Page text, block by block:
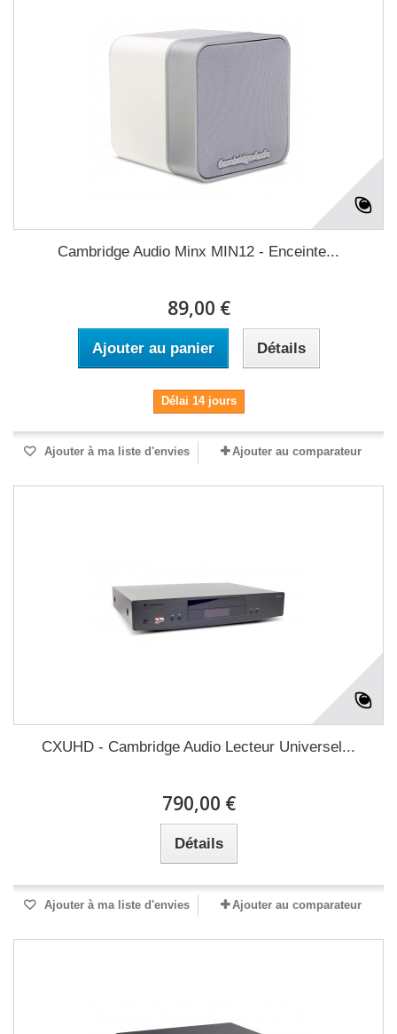
Cambridge Audio Minx MIN12 - Enceinte...
89,00 €
Ajouter au panier Détails
Délai 14 jours
Ajouter à ma liste d'envies Ajouter au comparateur
CXUHD - Cambridge Audio Lecteur Universel...
790,00 €
Détails
Ajouter à ma liste d'envies Ajouter au comparateur